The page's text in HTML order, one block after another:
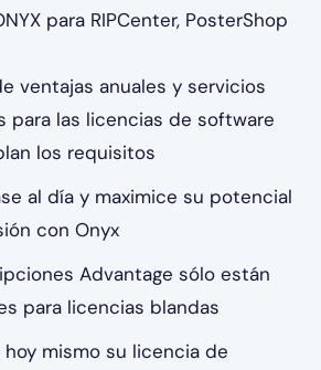
para RIPCenter, PosterShop
ventajas anuales y servicios
para las licencias de software
los requisitos
al día y maximice su potencial
con Onyx
Advantage sólo están
para licencias blandas
mismo su licencia de